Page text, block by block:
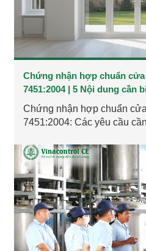
Chứng nhận hợp chuẩn
7451:2004 | 5 Nội dung cần
Chứng nhận hợp chuẩn
7451:2004: Các yêu cầu